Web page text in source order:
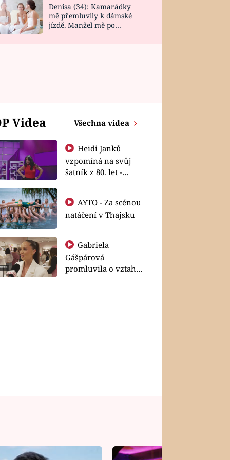
Denisa (34): Kamarádky
mě přemluvily k dámské
jízdě. Manžel mě po
Videa Všechna videa
Heidi Janků
vzpomíná na svůj
šatník z 80. let -
natáčení v Thajsku
Gabriela
Gášpárová
promluvila o vztahu